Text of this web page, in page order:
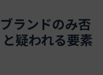
ランドのみ否
疑われる要素